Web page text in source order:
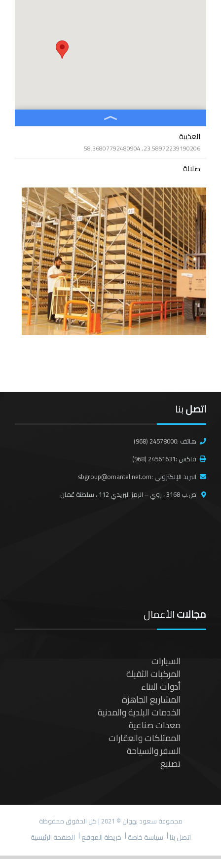
العذيبة
23.58972239190206, 58.36807792480904
صلالة
نزوى (كرشا)
22.838451, 57.548186
صحار (لوى)
24.479086, 56.590907
اتصلبنا
هاتف :(968) 24578000
فاكس :(968) 24561631
البريد الإلكتروني :sbgroup@omantel.net.om
ص.ب 3168 ، روي – الرمز البريدي 112 ، سلطنة عُمان
مجالاتالأعمال
السيارات
المركبات الثقيلة
أدوات البناء
المشاريع الجاهزة
الخدمات البلدية والمدنية
معدات صناعية
الممتلكات والعقارات
السفر والسياحة
تصنيع
مجموعة سعود بهوان © 2021 | كل الحقوق محفوظة
الصفحة الرئيسية خريطة الموقع سياسة خاصة اتصل بنا